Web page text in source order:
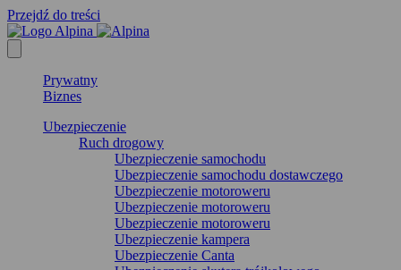
Przejdź do treści
Prywatny
Biznes
Ubezpieczenie
Ruch drogowy
Ubezpieczenie samochodu
Ubezpieczenie samochodu dostawczego
Ubezpieczenie motoroweru
Ubezpieczenie motoroweru
Ubezpieczenie motoroweru
Ubezpieczenie kampera
Ubezpieczenie Canta